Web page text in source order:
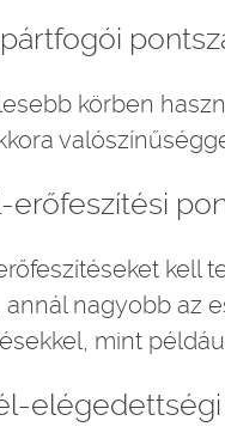
körben
erőfeszítési
kell
nagyobb az
mint